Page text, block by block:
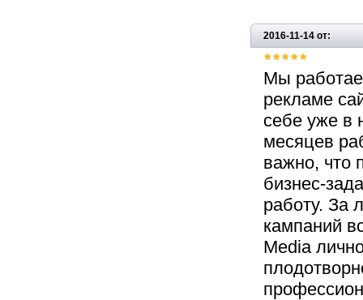
2016-11-14 от:
Мы
рекламе
себе уже в
месяцев
важно, что
бизнес-
работу. За
кампаний
Media